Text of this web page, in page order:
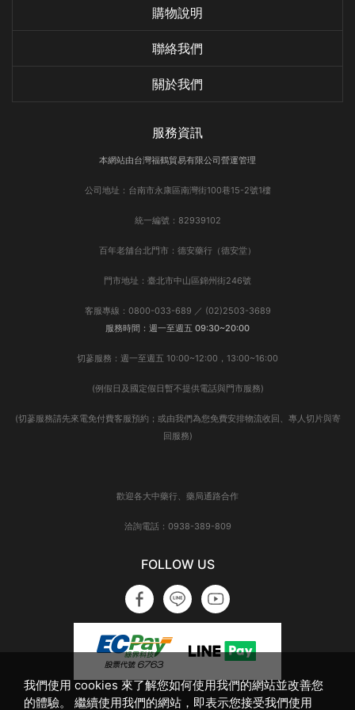
購物說明
聯絡我們
關於我們
服務資訊
本網站由台灣福鶴貿易有限公司營運管理
公司地址：台南市永康區南灣街100巷15-2號1樓
統一編號：82939102
百年老舖台北門市：德安藥行（德安堂）
門市地址：臺北市中山區錦州街246號
客服專線：0800-033-689 ／ (02)2503-3689
服務時間：週一至週五 09:30~20:00
切蔘服務：週一至週五 10:00~12:00，13:00~16:00
(例假日及國定假日暫不提供電話與門市服務)
(切蔘服務請先來電免付費客服預約；或由我們為您免費安排物流收回、專人切片與寄
回服務)
歡迎各大中藥行、藥局通路合作
洽詢電話：0938-389-809
FOLLOW US
我們使用 cookies 來了解您如何使用我們的網站並改善您
的體驗。 繼續使用我們的網站，即表示您接受我們使用